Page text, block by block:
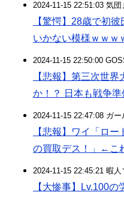
2024-11-15 22:51:03 気
【驚愕】28歳で初
いかない模様ｗｗｗ
2024-11-15 22:50:00
【悲報】第三次世
か！？ 日本も戦争
2024-11-15 22:47:08 ガ
【悲報】ワイ「ロ
の買取デス！」←こ
2024-11-15 22:45:21 暇人
【大惨事】Lv.100